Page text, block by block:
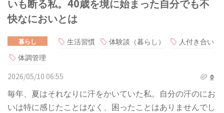
いも断る私。40歳を境に始まった自分でも不
快なにおいとは
暮らし 生活習慣 体験談（暮らし）
人付き合い
体調管理
2026/05/10 06:55
0
毎年、夏はそれなりに汗をかいていた私。自分の汗のにお
いは特に感じたことはなく、困ったことはありませんでし